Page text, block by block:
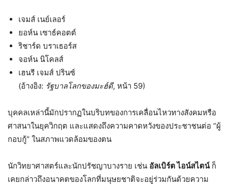
เจมส์ เนย์เลอร์
ยอห์น เซาธ์คอตต์
ริชาร์ด บราเธอร์ส
จอห์น นิโคลส์
เฮนรี เจมส์ ปรินซ์
(อ้างอิง: รัฐบาลโลกของมะฮ์ดี, หน้า 59)
บุคคลเหล่านี้มักปรากฏในบริบทของการเคลื่อนไหวทางสังคมหรือ
ศาสนาในยุควิกฤต และแสดงถึงความคาดหวังของประชาชนต่อ “ผู้
กอบกู้” ในสภาพแวดล้อมของตน
นักวิทยาศาสตร์และนักปรัชญาบางราย เช่น อัลเบิร์ต ไอน์สไตน์ก็
เคยกล่าวถึงอนาคตของโลกที่มนุษยชาติจะอยู่ร่วมกันด้วยความ